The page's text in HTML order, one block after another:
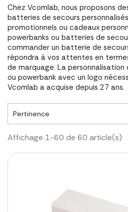
Chez Vcomlab, nous proposons
batteries de secours
promotionnels ou cadeaux
powerbanks ou batteries de
commander un batterie de
répondra à vos attentes en
de marquage. La
ou powerbank avec un logo
Vcomlab a acquise depuis 27 ans.
Pertinence
Affichage 1-60 de 60 article(s)